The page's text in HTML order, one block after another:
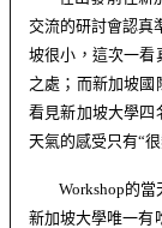
交流的研討會認真
坡很小，這次一看
之處；而新加坡
看見新加坡大學四
天氣的感受只有“很
Workshop的當
新加坡大學唯一有